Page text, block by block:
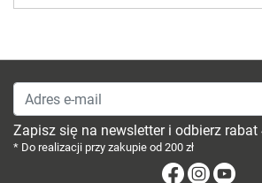
Adres e-mail
Zapisz się na newsletter i odbierz rabat
* Do realizacji przy zakupie od 200 zł
Facebook